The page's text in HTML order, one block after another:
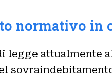
normativo in
legge attualmente